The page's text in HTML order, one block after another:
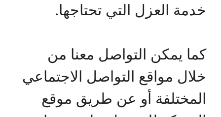
خدمة العزل التي تحتاجها.
كما يمكن التواصل معنا من
خلال مواقع التواصل الاجتماعي
المختلفة أو عن طريق موقع